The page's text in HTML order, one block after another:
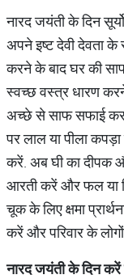
नारद जयंती के दिन
अपने इष्ट देवी देवता के
करने के बाद घर की
स्वच्छ वस्त्र धारण
अच्छे से साफ सफाई
पर लाल या पीला कपड़ा
करें. अब घी का दीपक
आरती करें और फल या
चूक के लिए क्षमा
करें और परिवार के
नारदजयंतीकेदिनकरें